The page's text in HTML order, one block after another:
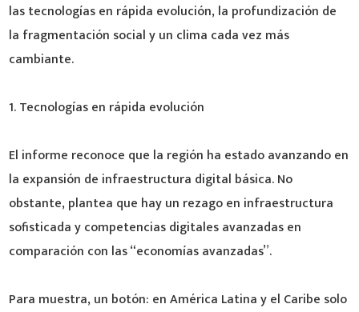
las tecnologías en rápida evolución, la profundización de
la fragmentación social y un clima cada vez más
cambiante.
1. Tecnologías en rápida evolución
El informe reconoce que la región ha estado avanzando en
la expansión de infraestructura digital básica. No
obstante, plantea que hay un rezago en infraestructura
sofisticada y competencias digitales avanzadas en
comparación con las “economías avanzadas”.
Para muestra, un botón: en América Latina y el Caribe solo